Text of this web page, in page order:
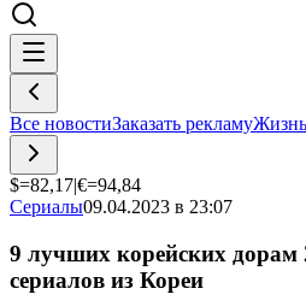
Все новостиЗаказать рекламуЖизнь
$=82,17|€=94,84
Сериалы09.04.2023 в 23:07
9 лучших корейских дорам
сериалов из Кореи